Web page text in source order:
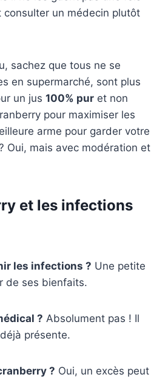
un médecin plutôt
sachez que tous ne se
en supermarché, sont plus
un jus 100% pur et non
pour maximiser les
arme pour garder votre
Oui, mais avec modération et
et les infections
les infections ? Une petite
de ses bienfaits.
? Absolument pas ! Il
présente.
? Oui, un excès peut